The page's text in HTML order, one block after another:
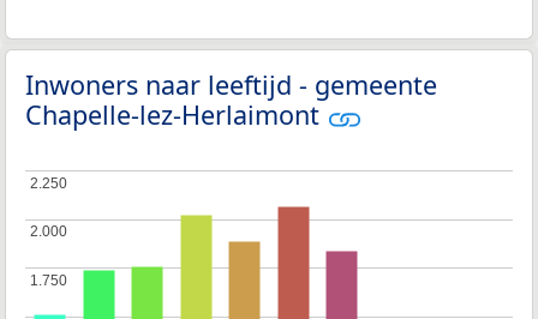
Inwoners naar leeftijd - gemeente
Chapelle-lez-Herlaimont
1.750
1.750
2.000
2.000
2.250
2.250